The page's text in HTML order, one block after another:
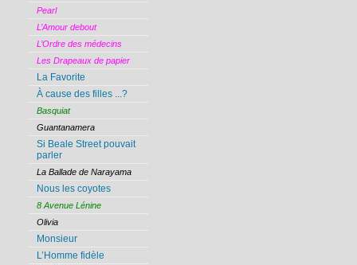
Pearl
L’Amour debout
L’Ordre des médecins
Les Drapeaux de papier
La Favorite
À cause des filles ...?
Basquiat
Guantanamera
Si Beale Street pouvait
parler
La Ballade de Narayama
Nous les coyotes
8 Avenue Lénine
Olivia
Monsieur
L’Homme fidèle